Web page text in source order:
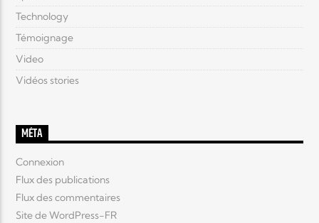
Technology
Témoignage
Video
Vidéos stories
MÉTA
Connexion
Flux des publications
Flux des commentaires
Site de WordPress-FR